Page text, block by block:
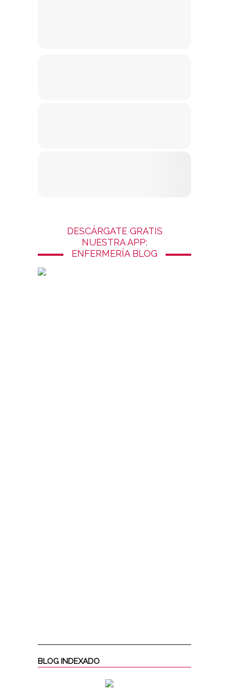
DESCÁRGATE GRATIS
NUESTRA APP:
ENFERMERÍA BLOG
BLOG INDEXADO